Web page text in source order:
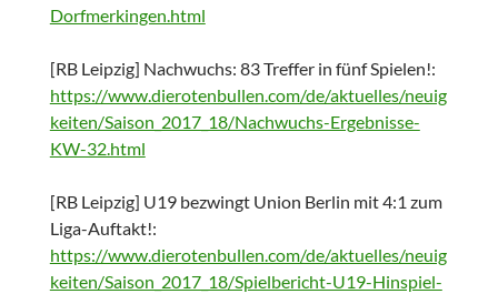
Dorfmerkingen.html
[RB Leipzig] Nachwuchs: 83 Treffer in fünf Spielen!:
https://www.dierotenbullen.com/de/aktuelles/neuig
keiten/Saison_2017_18/Nachwuchs-Ergebnisse-
KW-32.html
[RB Leipzig] U19 bezwingt Union Berlin mit 4:1 zum
Liga-Auftakt!:
https://www.dierotenbullen.com/de/aktuelles/neuig
keiten/Saison_2017_18/Spielbericht-U19-Hinspiel-